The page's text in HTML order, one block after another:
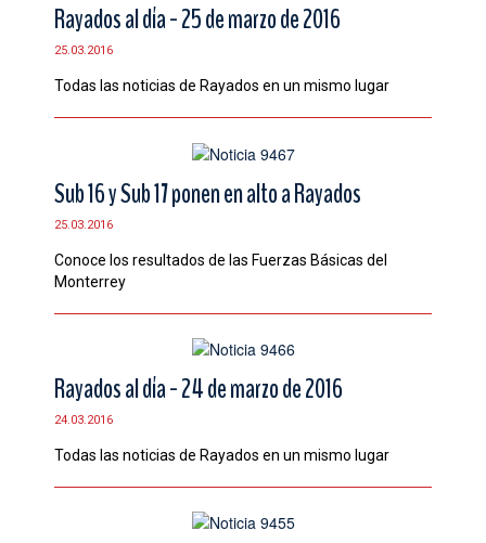
Rayados al día - 25 de marzo de 2016
25.03.2016
Todas las noticias de ‪Rayados‬ en un mismo lugar
Sub 16 y Sub 17 ponen en alto a Rayados
25.03.2016
Conoce los resultados de las Fuerzas Básicas del
Monterrey
Rayados al día - 24 de marzo de 2016
24.03.2016
Todas las noticias de ‪Rayados‬ en un mismo lugar